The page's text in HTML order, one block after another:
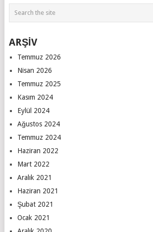
ARŞİV
Temmuz 2026
Nisan 2026
Temmuz 2025
Kasım 2024
Eylül 2024
Ağustos 2024
Temmuz 2024
Haziran 2022
Mart 2022
Aralık 2021
Haziran 2021
Şubat 2021
Ocak 2021